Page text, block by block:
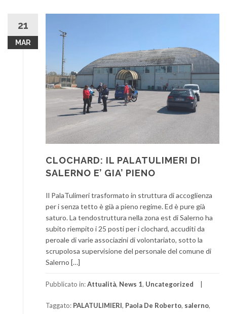
21
MAR
CLOCHARD: IL PALATULIMERI DI
SALERNO E’ GIA’ PIENO
Il PalaTulimeri trasformato in struttura di accoglienza
per i senza tetto è già a pieno regime. Ed è pure già
saturo. La tendostruttura nella zona est di Salerno ha
subito riempito i 25 posti per i clochard, accuditi da
peroale di varie associazini di volontariato, sotto la
scrupolosa supervisione del personale del comune di
Salerno […]
Pubblicato in:Attualità, News 1, Uncategorized
Taggato: PALATULIMIERI, Paola De Roberto, salerno,